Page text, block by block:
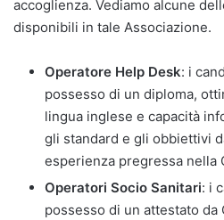
accoglienza. Vediamo alcune
disponibili in tale Associazione.
Operatore Help Desk: i
possesso di un diploma,
lingua inglese e capacità
gli standard e gli obbiettivi
esperienza pregressa nella
Operatori Socio Sanitari: i
possesso di un attestato da